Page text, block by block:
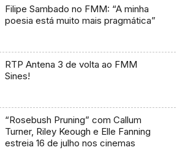
Filipe Sambado no FMM: “A minha
poesia está muito mais pragmática”
RTP Antena 3 de volta ao FMM
Sines!
“Rosebush Pruning” com Callum
Turner, Riley Keough e Elle Fanning
estreia 16 de julho nos cinemas